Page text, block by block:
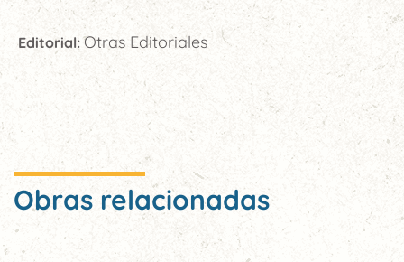
Editorial:Otras Editoriales
Obras relacionadas